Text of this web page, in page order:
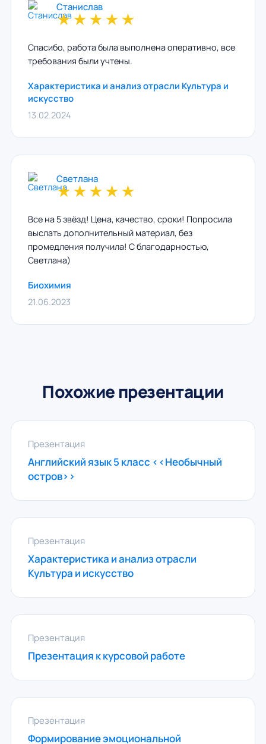
Станислав
★★★★★
Спасибо, работа была выполнена оперативно, все
требования были учтены.
Характеристика и анализ отрасли Культура и
искусство
13.02.2024
Светлана
★★★★★
Все на 5 звёзд! Цена, качество, сроки! Попросила
выслать дополнительный материал, без
промедления получила! С благодарностью,
Светлана)
Биохимия
21.06.2023
Похожие презентации
Презентация
Английский язык 5 класс <<Необычный
остров>>
Презентация
Характеристика и анализ отрасли
Культура и искусство
Презентация
Презентация к курсовой работе
Презентация
Формирование эмоциональной